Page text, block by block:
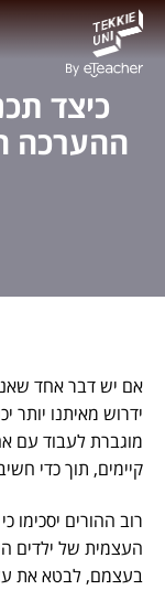
כיצד
ההערכה
אם יש דבר אחד
ידרוש מאיתנו
מוגברת לעבוד עם
קיימים, תוך כדי
רוב ההורים
העצמית של ילדים
בעצמם, לבטא את